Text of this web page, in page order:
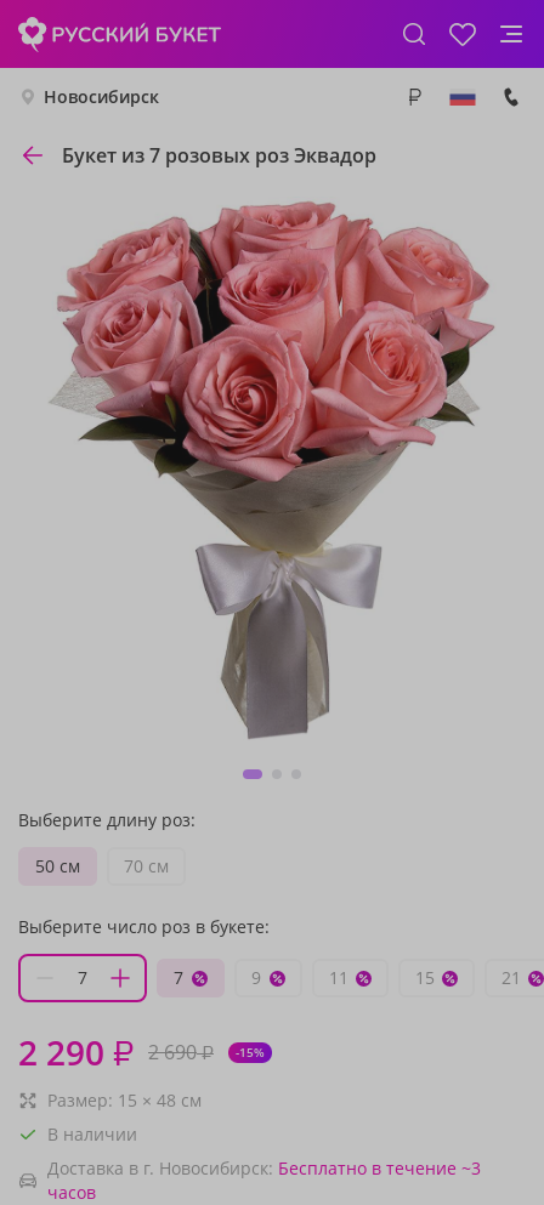
Новосибирск
Букет из 7 розовых роз Эквадор
Выберите длину роз:
50 см
70 см
Выберите число роз в букете:
7 9 11 15 21
2 290 ₽ 2 690₽ -15%
Размер: 15 × 48 см
В наличии
Доставка в г. Новосибирск: Бесплатно в течение ~3
часов